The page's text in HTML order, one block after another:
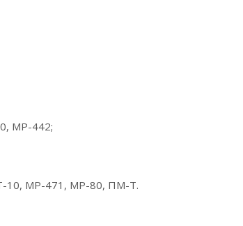
МР-442;
10, МР-471, МР-80, ПМ-Т.